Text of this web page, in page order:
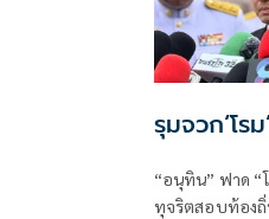
รุมจวก‘โร
“อนุทิน” ฟาด “
ทุจริตสอบท้องถิ่